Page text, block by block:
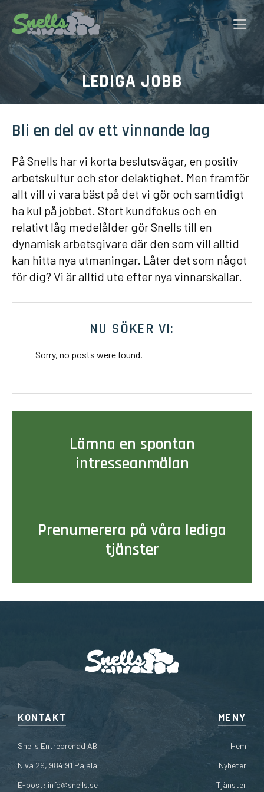
innehåll
LEDIGA JOBB
Bli en del av ett vinnande lag
På Snells har vi korta beslutsvägar, en positiv
arbetskultur och stor delaktighet. Men framför
allt vill vi vara bäst på det vi gör och samtidigt
ha kul på jobbet. Stort kundfokus och en
relativt låg medelålder gör Snells till en
dynamisk arbetsgivare där den som vill alltid
kan hitta nya utmaningar. Låter det som något
för dig? Vi är alltid ute efter nya vinnarskallar.
NU SÖKER VI:
Sorry, no posts were found.
Lämna en spontan
intresseanmälan
Prenumerera på våra lediga
tjänster
KONTAKT
Snells Entreprenad AB
Niva 29, 984 91 Pajala
E-post: info@snells.se
MENY
Hem
Nyheter
Tjänster